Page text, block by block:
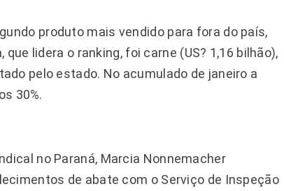
produto mais vendido para fora do país,
lidera o ranking, foi carne (US? 1,16 bilhão),
pelo estado. No acumulado de janeiro a
30%.
no Paraná, Marcia Nonnemacher
de abate com o Serviço de Inspeção